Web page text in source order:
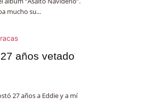
mucho su...
años vetado
27 años a Eddie y a mí